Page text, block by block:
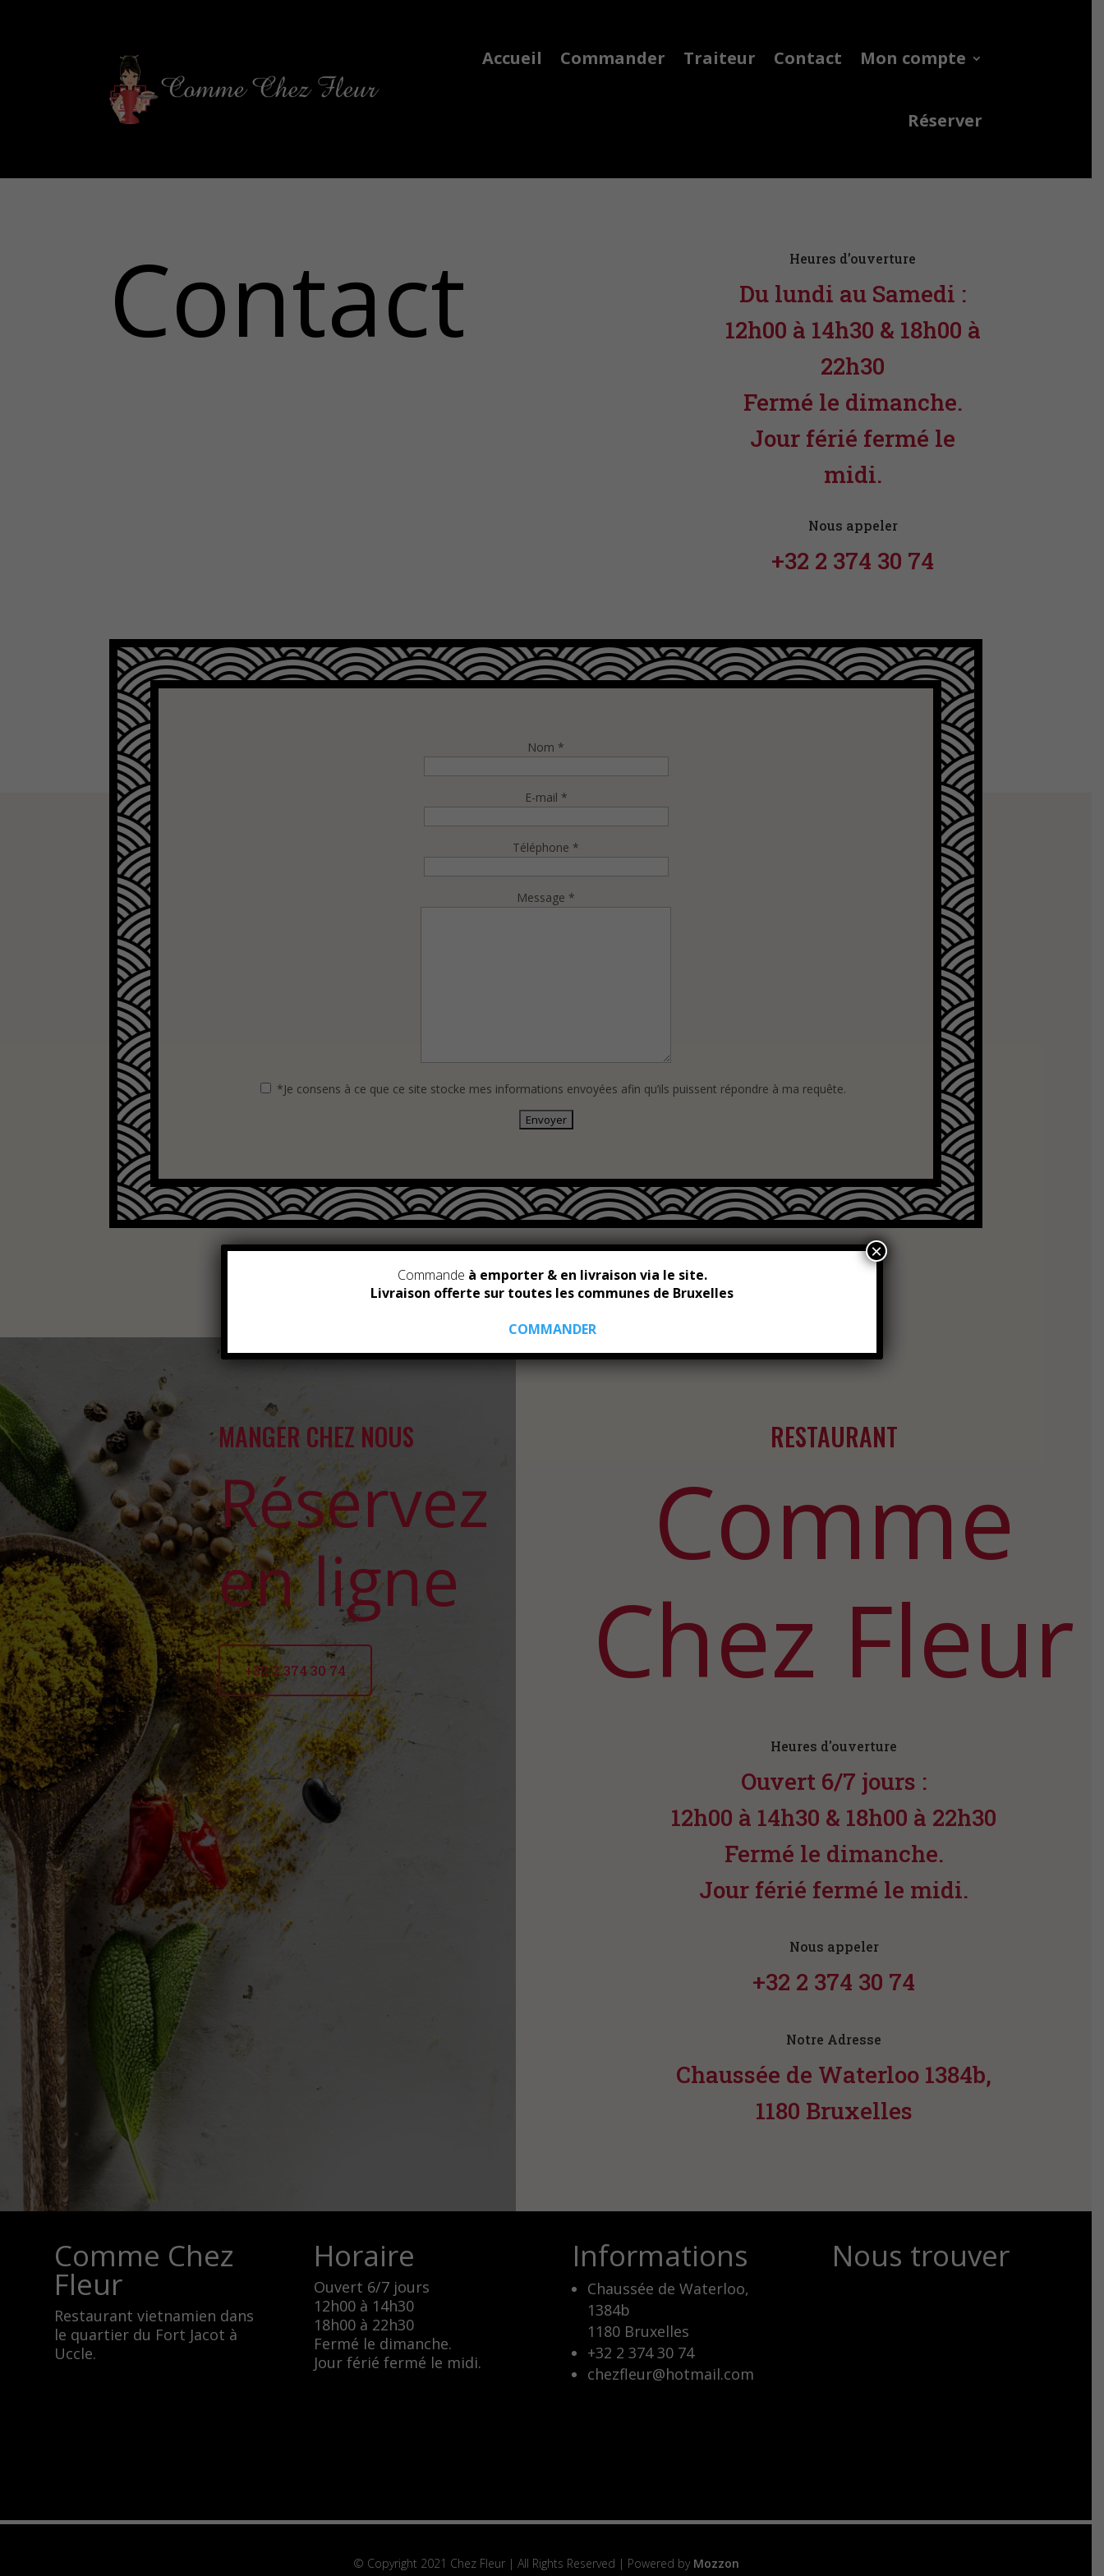
Accueil Commander Traiteur Contact Mon compte
Réserver
Contact Heures d’ouverture
Du lundi au Samedi :
12h00 à 14h30 & 18h00 à
22h30
Fermé le dimanche.
Jour férié fermé le
midi.
Nous appeler
+32 2 374 30 74
Nom *
E-mail *
Téléphone *
Message *
*Je consens à ce que ce site stocke mes informations envoyées afin qu’ils puissent répondre à ma requête.
MANGER CHEZ NOUS
Réservez
en ligne
+32 2 374 30 74
RESTAURANT
Comme
Chez Fleur
Heures d'ouverture
Ouvert 6/7 jours :
12h00 à 14h30 & 18h00 à 22h30
Fermé le dimanche.
Jour férié fermé le midi.
Nous appeler
+32 2 374 30 74
Notre Adresse
Chaussée de Waterloo 1384b,
1180 Bruxelles
Comme Chez
Fleur
Restaurant vietnamien dans
le quartier du Fort Jacot à
Uccle.
Horaire
Ouvert 6/7 jours
12h00 à 14h30
18h00 à 22h30
Fermé le dimanche.
Jour férié fermé le midi.
Informations
Chaussée de Waterloo,
1384b
1180 Bruxelles
+32 2 374 30 74
chezfleur@hotmail.com
Nous trouver
© Copyright 2021 Chez Fleur | All Rights Reserved | Powered by Mozzon
Commande à emporter & en livraison via le site.
Livraison offerte sur toutes les communes de Bruxelles
COMMANDER
×